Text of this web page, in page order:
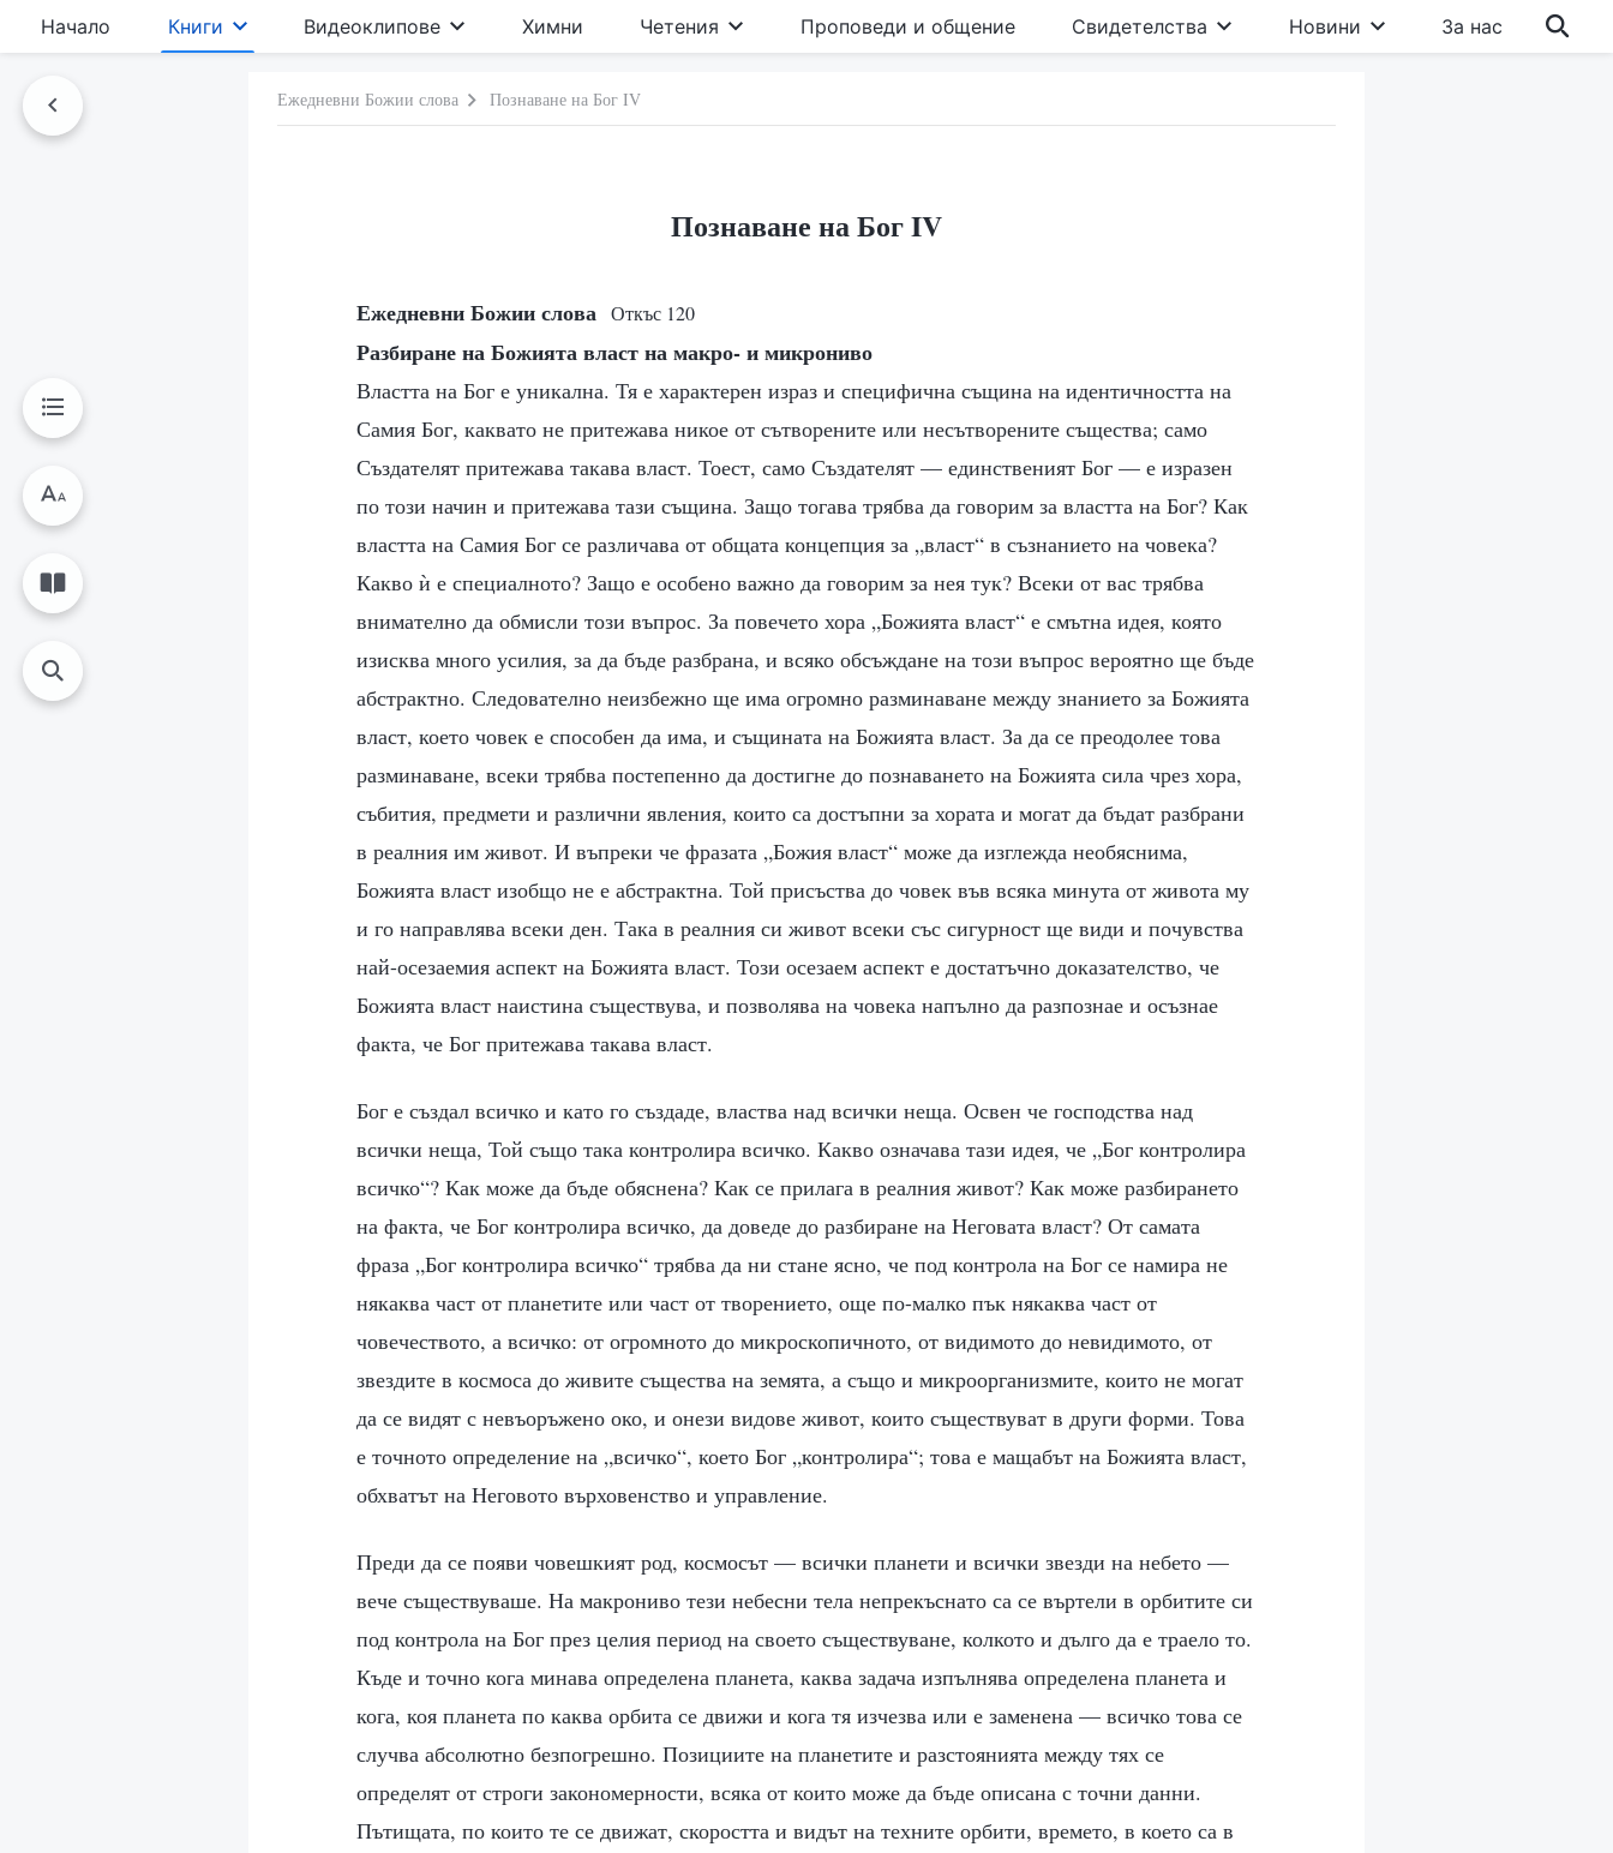
Начало Книги Видеоклипове Химни Четения Проповеди и общение Свидетелства Новини За нас
Ежедневни Божии слова Познаване на Бог IV
Познаване на Бог IV
Ежедневни Божии слова Откъс 120
Разбиране на Божията власт на макро- и микрониво
Властта на Бог е уникална. Тя е характерен израз и специфична същина на идентичността на
Самия Бог, каквато не притежава никое от сътворените или несътворените същества; само
Създателят притежава такава власт. Тоест, само Създателят — единственият Бог — е изразен
по този начин и притежава тази същина. Защо тогава трябва да говорим за властта на Бог? Как
властта на Самия Бог се различава от общата концепция за „власт“ в съзнанието на човека?
Какво ѝ е специалното? Защо е особено важно да говорим за нея тук? Всеки от вас трябва
внимателно да обмисли този въпрос. За повечето хора „Божията власт“ е смътна идея, която
изисква много усилия, за да бъде разбрана, и всяко обсъждане на този въпрос вероятно ще бъде
абстрактно. Следователно неизбежно ще има огромно разминаване между знанието за Божията
власт, което човек е способен да има, и същината на Божията власт. За да се преодолее това
разминаване, всеки трябва постепенно да достигне до познаването на Божията сила чрез хора,
събития, предмети и различни явления, които са достъпни за хората и могат да бъдат разбрани
в реалния им живот. И въпреки че фразата „Божия власт“ може да изглежда необяснима,
Божията власт изобщо не е абстрактна. Той присъства до човек във всяка минута от живота му
и го направлява всеки ден. Така в реалния си живот всеки със сигурност ще види и почувства
най-осезаемия аспект на Божията власт. Този осезаем аспект е достатъчно доказателство, че
Божията власт наистина съществува, и позволява на човека напълно да разпознае и осъзнае
факта, че Бог притежава такава власт.
Бог е създал всичко и като го създаде, властва над всички неща. Освен че господства над
всички неща, Той също така контролира всичко. Какво означава тази идея, че „Бог контролира
всичко“? Как може да бъде обяснена? Как се прилага в реалния живот? Как може разбирането
на факта, че Бог контролира всичко, да доведе до разбиране на Неговата власт? От самата
фраза „Бог контролира всичко“ трябва да ни стане ясно, че под контрола на Бог се намира не
някаква част от планетите или част от творението, още по-малко пък някаква част от
човечеството, а всичко: от огромното до микроскопичното, от видимото до невидимото, от
звездите в космоса до живите същества на земята, а също и микроорганизмите, които не могат
да се видят с невъоръжено око, и онези видове живот, които съществуват в други форми. Това
е точното определение на „всичко“, което Бог „контролира“; това е мащабът на Божията власт,
обхватът на Неговото върховенство и управление.
Преди да се появи човешкият род, космосът — всички планети и всички звезди на небето —
вече съществуваше. На макрониво тези небесни тела непрекъснато са се въртели в орбитите си
под контрола на Бог през целия период на своето съществуване, колкото и дълго да е траело то.
Къде и точно кога минава определена планета, каква задача изпълнява определена планета и
кога, коя планета по каква орбита се движи и кога тя изчезва или е заменена — всичко това се
случва абсолютно безпогрешно. Позициите на планетите и разстоянията между тях се
определят от строги закономерности, всяка от които може да бъде описана с точни данни.
Пътищата, по които те се движат, скоростта и видът на техните орбити, времето, в което са в